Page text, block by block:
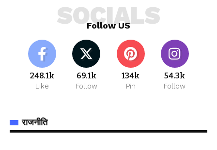
Follow US
SOCIALS
248.1k
Like
69.1k
Follow
134k
Pin
54.3k
Follow
राजनीति